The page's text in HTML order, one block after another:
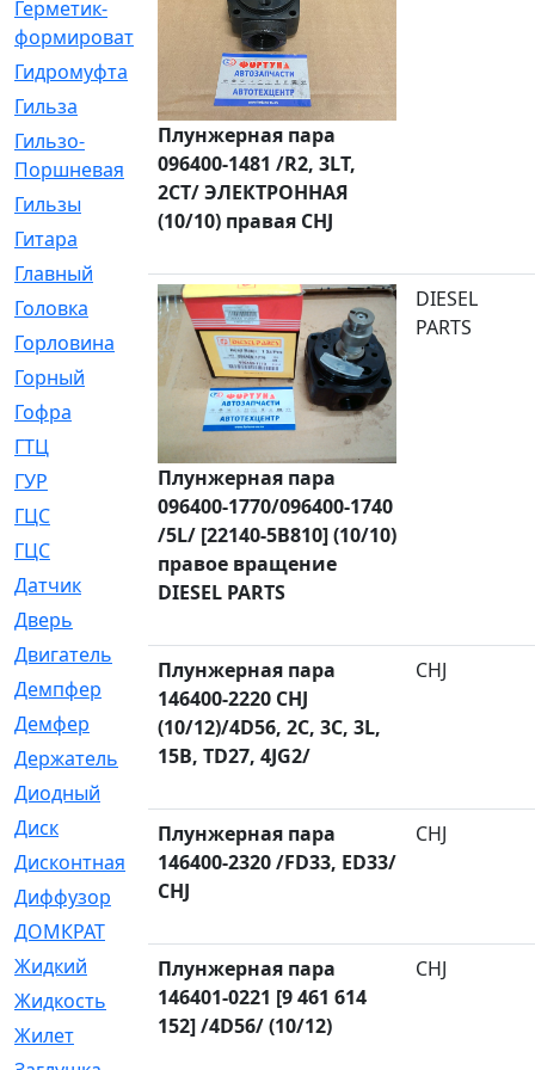
Герметик-
формирователь
[3]
Гидромуфта
[47]
Гильза
[56]
Гильзо-
Поршневая
[13]
Гильзы
[259]
Гитара
[7]
Главный
[29]
Головка
[28]
Горловина
[14]
Горный
[1]
Гофра
[86]
ГТЦ
ГУР
[34]
ГЦC
[6]
ГЦС
[74]
Датчик
[969]
Дверь
Двигатель
[64]
Демпфер
[2]
Демфер
[1]
Держатель
[5]
Диодный
Диск
[418]
Дисконтная
[1]
Диффузор
ДОМКРАТ
Жидкий
[5]
Жидкость
[80]
Жилет
[1]
Плунжерная пара
096400-1481 /R2, 3LT,
2CT/ ЭЛЕКТРОННАЯ
(10/10) правая CHJ
Плунжерная пара
096400-1770/096400-1740
/5L/ [22140-5B810] (10/10)
правое вращение
DIESEL PARTS
DIESEL
PARTS
Плунжерная пара
146400-2220 CHJ
(10/12)/4D56, 2C, 3C, 3L,
15B, TD27, 4JG2/
CHJ
Плунжерная пара
146400-2320 /FD33, ED33/
CHJ
CHJ
Плунжерная пара
146401-0221 [9 461 614
152] /4D56/ (10/12)
CHJ